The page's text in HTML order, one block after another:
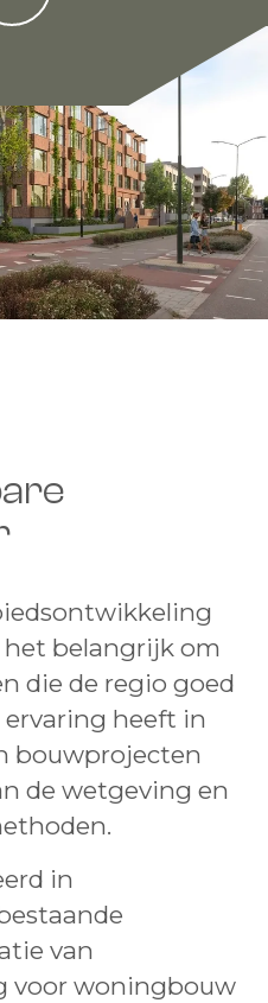
belangrijk om
die de regio goed
heeft in
bouwprojecten
de wetgeving en
in
van
voor woningbouw